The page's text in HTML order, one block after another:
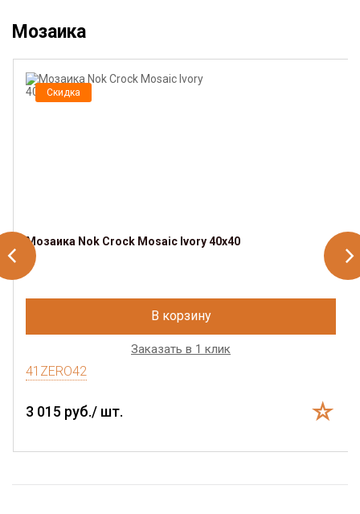
Мозаика
Скидка
Мозаика Nok Crock Mosaic Ivory 40x40
В корзину
Заказать в 1 клик
41ZERO42
3 015 руб./ шт.